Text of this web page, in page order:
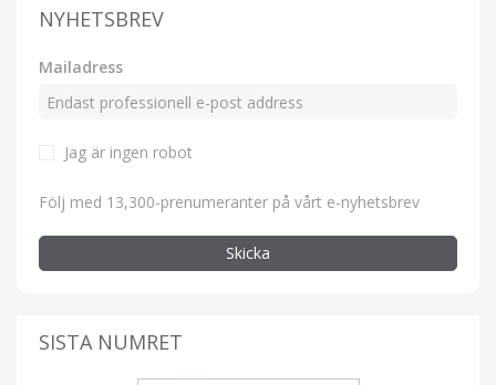
NYHETSBREV
Mailadress
Jag är ingen robot
Följ med 13,300-prenumeranter på vårt e-nyhetsbrev
Skicka
SISTA NUMRET